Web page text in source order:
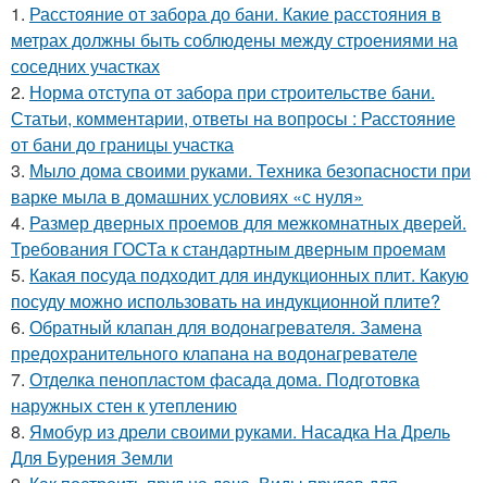
1. Расстояние от забора до бани. Какие расстояния в
метрах должны быть соблюдены между строениями на
соседних участках
2. Норма отступа от забора при строительстве бани.
Статьи, комментарии, ответы на вопросы : Расстояние
от бани до границы участка
3. Мыло дома своими руками. Техника безопасности при
варке мыла в домашних условиях «с нуля»
4. Размер дверных проемов для межкомнатных дверей.
Требования ГОСТа к стандартным дверным проемам
5. Какая посуда подходит для индукционных плит. Какую
посуду можно использовать на индукционной плите?
6. Обратный клапан для водонагревателя. Замена
предохранительного клапана на водонагревателе
7. Отделка пенопластом фасада дома. Подготовка
наружных стен к утеплению
8. Ямобур из дрели своими руками. Насадка На Дрель
Для Бурения Земли